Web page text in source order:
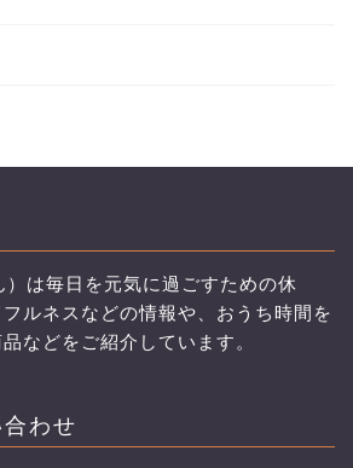
は毎日を元気に過ごすための休
ルネスなどの情報や、おうち時間を
などをご紹介しています。
合わせ